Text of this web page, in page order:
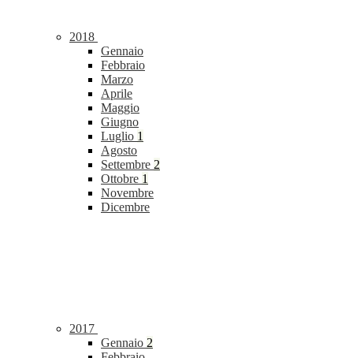
2018
Gennaio
Febbraio
Marzo
Aprile
Maggio
Giugno
Luglio 1
Agosto
Settembre 2
Ottobre 1
Novembre
Dicembre
2017
Gennaio 2